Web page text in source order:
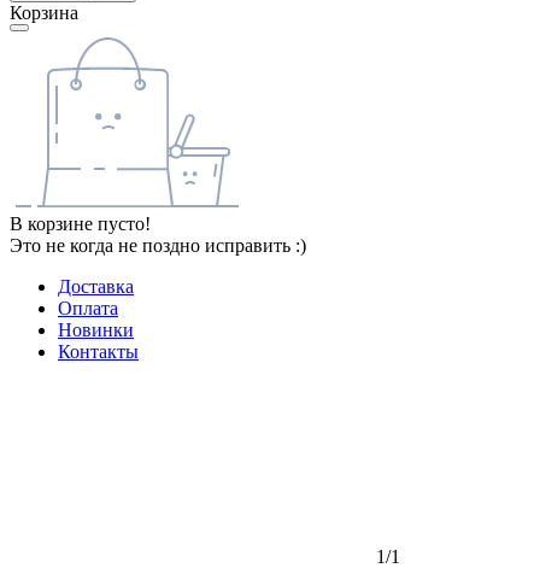
Корзина
В корзине пусто!
Это не когда не поздно исправить :)
Доставка
Оплата
Новинки
Контакты
1/1